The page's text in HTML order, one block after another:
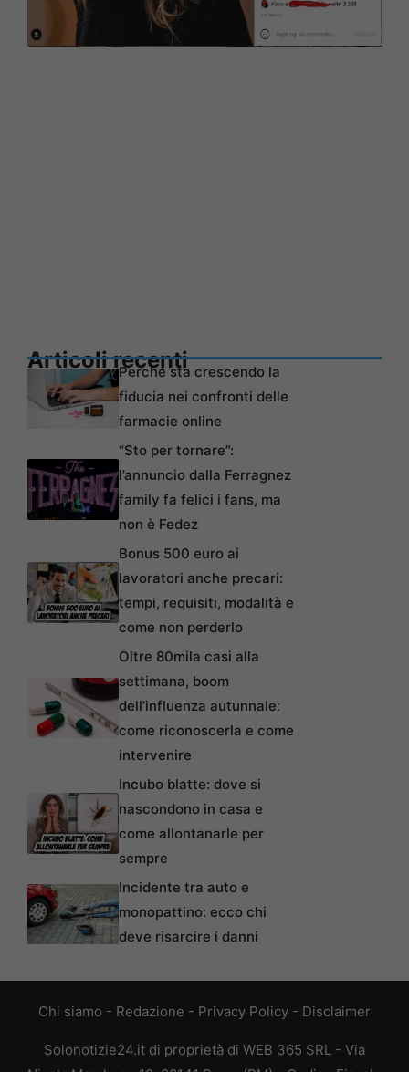
Articoli recentiPerché sta crescendo la
fiducia nei confronti delle
farmacie online
“Sto per tornare”:
l’annuncio dalla Ferragnez
family fa felici i fans, ma
non è Fedez
Bonus 500 euro ai
lavoratori anche precari:
tempi, requisiti, modalità e
come non perderlo
Oltre 80mila casi alla
settimana, boom
dell’influenza autunnale:
come riconoscerla e come
intervenire
Incubo blatte: dove si
nascondono in casa e
come allontanarle per
sempre
Incidente tra auto e
monopattino: ecco chi
deve risarcire i danni
Chi siamo - Redazione - Privacy Policy - Disclaimer
Solonotizie24.it di proprietà di WEB 365 SRL - Via